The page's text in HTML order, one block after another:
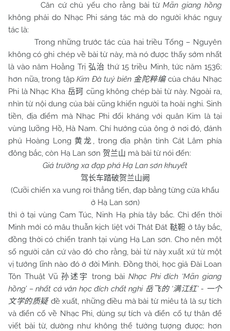
Căn cứ chủ yếu cho rằng bài từMãn giang hồng
không phải do Nhạc Phi sáng tác mà do người khác nguỵ
tác là:
Trong những trước tác của hai triều Tống – Nguyên
không có ghi chép về bài từ này, mà nó được thấy sớm nhất
là vào năm Hoằng Trị 弘治 thứ 15 triều Minh, tức năm 1536;
hơn nữa, trong tậpKim Đà tuý biên 金陀粹编của cháu Nhạc
Phi là Nhạc Kha 岳珂 cũng không chép bài từ này. Ngoài ra,
nhìn từ nội dung của bài cũng khiến người ta hoài nghi. Sinh
tiền, địa điểm mà Nhạc Phi đối kháng với quân Kim là tại
vùng lưỡng Hồ, Hà Nam. Chí hướng của ông ở nơi đó, đánh
phủ Hoàng Long黄龙 , trong địa phận tỉnh Cát Lâm phía
đông bắc, còn Hạ Lan sơn 贺兰山 mà bài từ nói đến:
Giá trường xa đạp phá Hạ Lan sơn khuyết
驾长车踏破贺兰山阙
(Cưỡi chiến xa vung roi thẳng tiến, đạp bằng từng cửa khẩu
ở Hạ Lan sơn)
thì ở tại vùng Cam Túc, Ninh Hạ phía tây bắc. Chỉ đến thời
Minh mới có mâu thuẫn kịch liệt với Thát Đát 鞑靼 ở tây bắc,
đồng thời có chiến tranh tại vùng Hạ Lan sơn. Cho nên một
số người căn cứ vào đó cho rằng, bài từ này xuất xứ từ một
vị tướng lĩnh nào đó ở đời Minh. Đồng thời, học giả Đài Loan
Tôn Thuật Vũ孙述宇 trong bài Nhạc Phi đích ‘Mãn giang
hồng’ – nhất cá văn học đích chất nghi 岳飞的‘满江红’ - 一个
文学的质疑đề xuất, những điều mà bài từ miêu tả là sự tích
và điển cố về Nhạc Phi, dùng sự tích và điển cố tự thân để
viết bài từ, dường như không thể tưởng tượng được; hơn